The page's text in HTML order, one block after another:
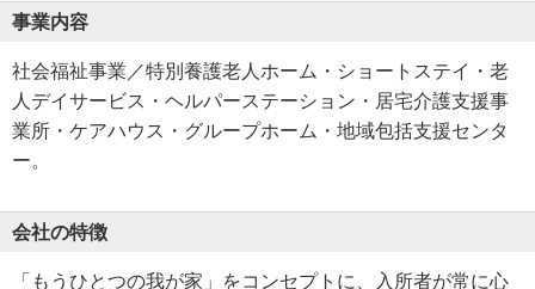
事業内容
社会福祉事業／特別養護老人ホーム・ショートステイ・老
人デイサービス・ヘルパーステーション・居宅介護支援事
業所・ケアハウス・グループホーム・地域包括支援センタ
ー。
会社の特徴
「もうひとつの我が家」をコンセプトに、入所者が常に心